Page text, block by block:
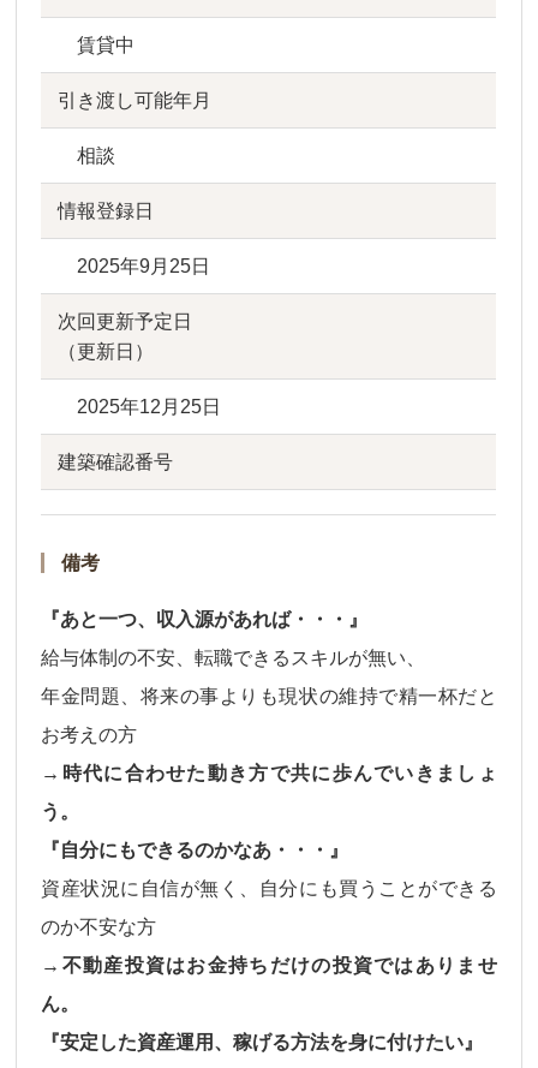
賃貸中
引き渡し可能年月
相談
情報登録日
2025年9月25日
次回更新予定日
（更新日）
2025年12月25日
建築確認番号
備考
『あと一つ、収入源があれば・・・』
給与体制の不安、転職できるスキルが無い、
年金問題、将来の事よりも現状の維持で精一杯だと
お考えの方
→時代に合わせた動き方で共に歩んでいきましょ
う。
『自分にもできるのかなあ・・・』
資産状況に自信が無く、自分にも買うことができる
のか不安な方
→不動産投資はお金持ちだけの投資ではありませ
ん。
『安定した資産運用、稼げる方法を身に付けたい』